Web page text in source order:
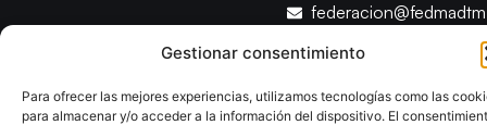
Gestionar consentimiento
Para ofrecer las mejores experiencias, utilizamos tecnologías como las
para almacenar y/o acceder a la información del dispositivo. El
Desarrollado porTOOOLS